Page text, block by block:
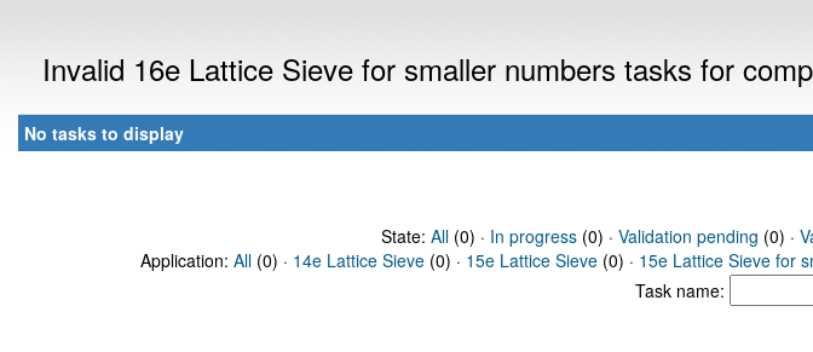
Invalid 16e Lattice Sieve for smaller numbers tasks for
No tasks to display
State: All(0) · In progress(0) · Validation pending (0) ·
Application: All (0) · 14e Lattice Sieve (0) · 15e Lattice Sieve (0) · 15e Lattice Sieve for
Task name: